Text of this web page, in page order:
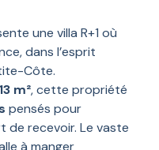
une villa R+1 où
dans l’esprit
Côte.
m², cette propriété
pensés pour
de recevoir. Le vaste
à manger